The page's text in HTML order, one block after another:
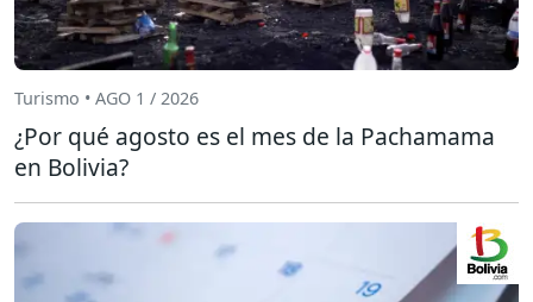
Turismo • AGO 1 / 2026
¿Por qué agosto es el mes de la Pachamama
en Bolivia?